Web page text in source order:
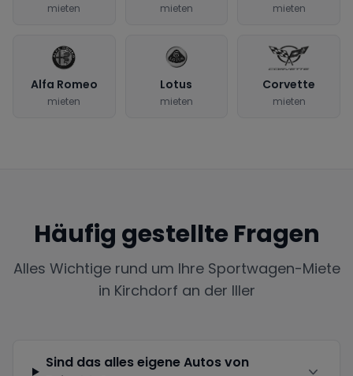
mieten mieten mieten
Alfa Romeo
mieten
Lotus
mieten
Corvette
mieten
Häufig gestellte Fragen
Alles Wichtige rund um Ihre Sportwagen-Miete
in Kirchdorf an der Iller
Sind das alles eigene Autos von